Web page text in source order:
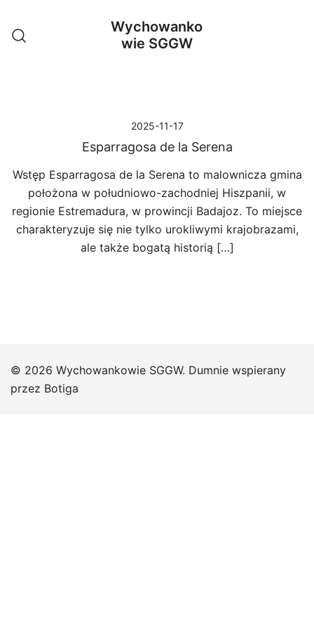
treści
Wychowanko
wie SGGW
2025-11-17
Esparragosa de la Serena
Wstęp Esparragosa de la Serena to malownicza gmina
położona w południowo-zachodniej Hiszpanii, w
regionie Estremadura, w prowincji Badajoz. To miejsce
charakteryzuje się nie tylko urokliwymi krajobrazami,
ale także bogatą historią […]
© 2026 Wychowankowie SGGW. Dumnie wspierany
przez Botiga